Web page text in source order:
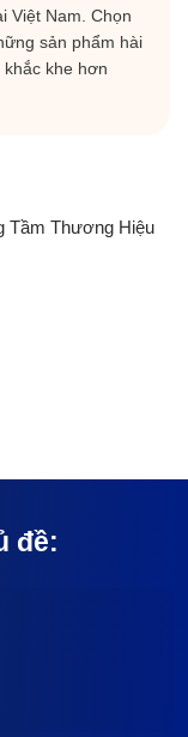
Việt Nam. Chọn
sản phẩm hài
khe hơn
Tầm Thương Hiệu
đề: